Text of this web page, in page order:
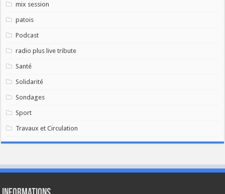
mix session
patois
Podcast
radio plus live tribute
Santé
Solidarité
Sondages
Sport
Travaux et Circulation